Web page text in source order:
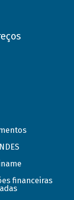
financeiras